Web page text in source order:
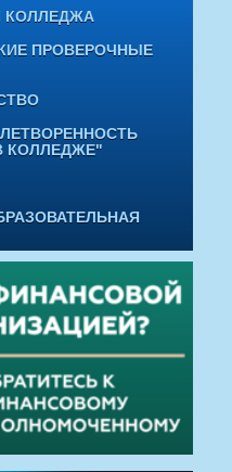
КОЛЛЕДЖА
ПРОВЕРОЧНЫЕ
КОЛЛЕДЖЕ"